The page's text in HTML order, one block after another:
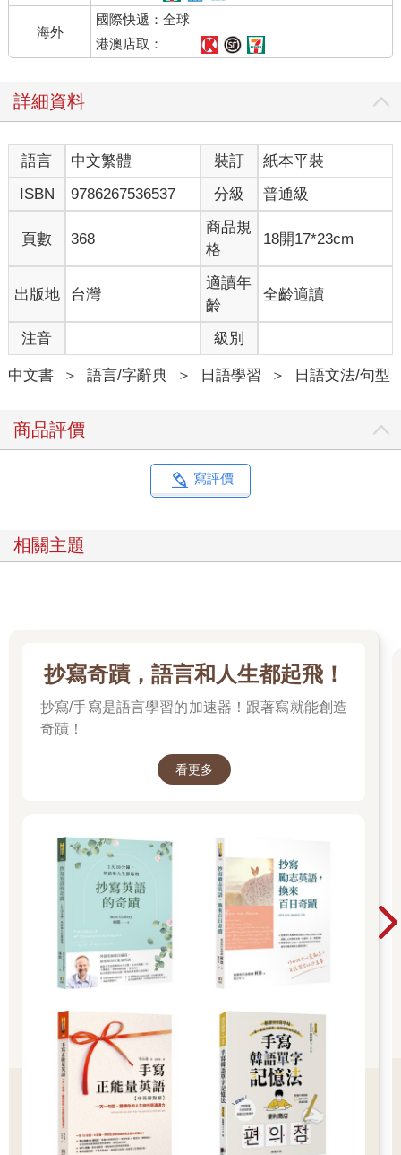
海外
國際快遞：全球
港澳店取：
詳細資料
語言 中文繁體 裝訂
紙本平裝
ISBN
9786267536537 分級 普通級
頁數 368
商品規
格
18開17*23cm
出版地 台灣
適讀年
齡
全齡適讀
注音 級別
中文書 ＞ 語言/字辭典 ＞ 日語學習 ＞ 日語文法/句型
商品評價
寫評價
相關主題
抄寫奇蹟，語言和人生都起飛！
抄寫/手寫是語言學習的加速器！跟著寫就能創造
奇蹟！
看更多